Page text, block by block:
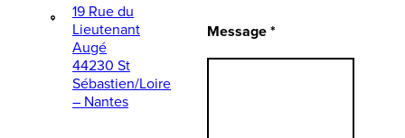
19 Rue du
Lieutenant
Augé
44230 St
Sébastien/Loire
– Nantes
Message *